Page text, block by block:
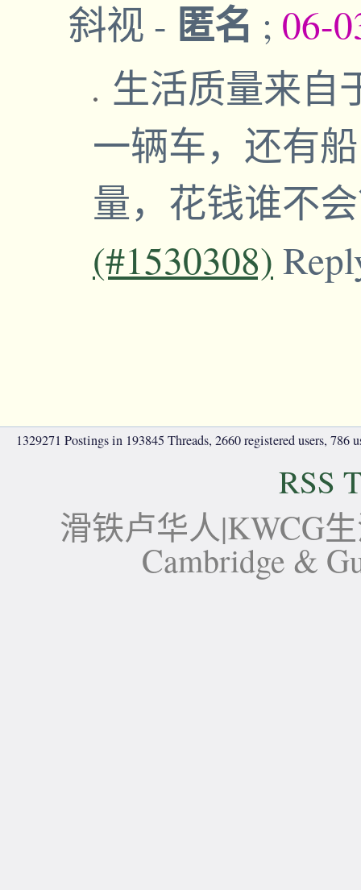
斜视 - 匿名 ; 06-
生活质量来自
一辆车，还有
量，花钱谁不
(#1530308)
1329271 Postings in 193845 Threads, 2660 registered users, 786
RSS
滑铁卢华人|KWCG
Cambridge &